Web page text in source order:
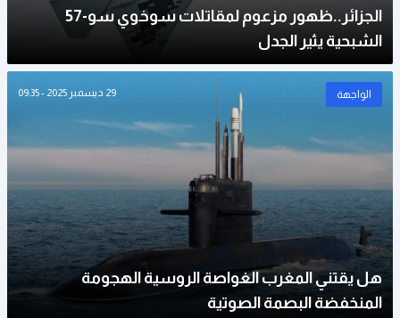
الجزائر..ظهور مزعوم لمقاتلات سوخوي سو-57
الشبحية يثير الجدل
الواجهة 29 ديسمبر 2025 - 09:35
هل يقتني المغرب الغواصة الروسية الهجومة
المنخفضة البصمة الصوتية